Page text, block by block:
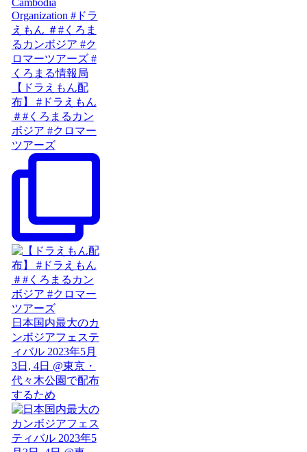
【ドラえもん配
布】 #ドラえもん
＃#くろまるカン
ボジア #クロマー
ツアーズ
日本国内最大のカ
ンボジアフェステ
ィバル 2023年5月
3日, 4日 @東京・
代々木公園で配布
するため